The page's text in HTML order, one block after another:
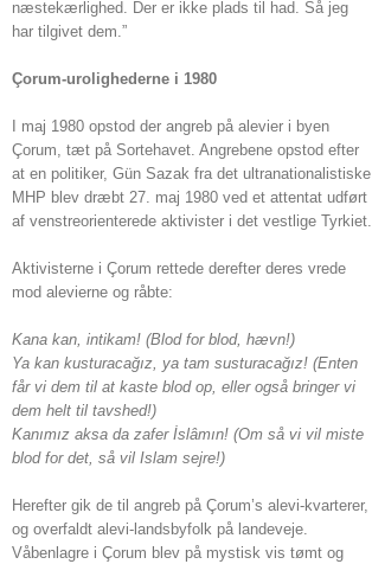
næstekærlighed. Der er ikke plads til had. Så jeg
har tilgivet dem.”
Çorum-urolighederne i 1980
I maj 1980 opstod der angreb på alevier i byen
Çorum, tæt på Sortehavet. Angrebene opstod efter
at en politiker, Gün Sazak fra det ultranationalistiske
MHP blev dræbt 27. maj 1980 ved et attentat udført
af venstreorienterede aktivister i det vestlige Tyrkiet.
Aktivisterne i Çorum rettede derefter deres vrede
mod alevierne og råbte:
Kana kan, intikam! (Blod for blod, hævn!)
Ya kan kusturacağız, ya tam susturacağız! (Enten
får vi dem til at kaste blod op, eller også bringer vi
dem helt til tavshed!)
Kanımız aksa da zafer İslâmın! (Om så vi vil miste
blod for det, så vil Islam sejre!)
Herefter gik de til angreb på Çorum’s alevi-kvarterer,
og overfaldt alevi-landsbyfolk på landeveje.
Våbenlagre i Çorum blev på mystisk vis tømt og